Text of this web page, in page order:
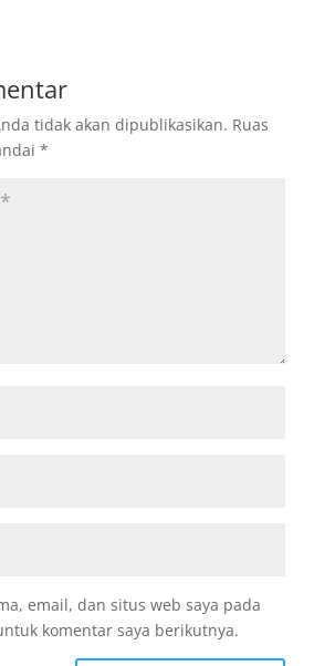
tidak akan dipublikasikan. Ruas
*
email, dan situs web saya pada
komentar saya berikutnya.